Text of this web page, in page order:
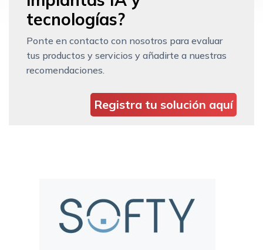
tecnologías?
Ponte en contacto con nosotros para evaluar
tus productos y servicios y añadirte a nuestras
recomendaciones.
Registra tu solución aquí